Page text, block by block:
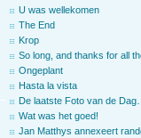
U was wellekomen
The End
Krop
So long, and thanks for all
Ongeplant
Hasta la vista
De laatste Foto van de
Wat was het goed!
Jan Matthys annexeert